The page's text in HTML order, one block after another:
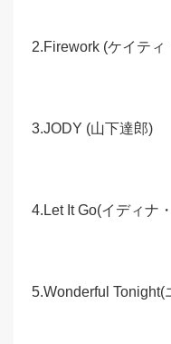
2.Firework (ケイティ
3.JODY (山下達郎)
4.Let It Go(イディナ
5.Wonderful